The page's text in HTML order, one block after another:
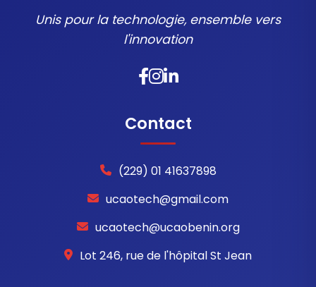
Unis pour la technologie, ensemble vers
l'innovation
Contact
(229) 01 41637898
ucaotech@gmail.com
ucaotech@ucaobenin.org
Lot 246, rue de l'hôpital St Jean